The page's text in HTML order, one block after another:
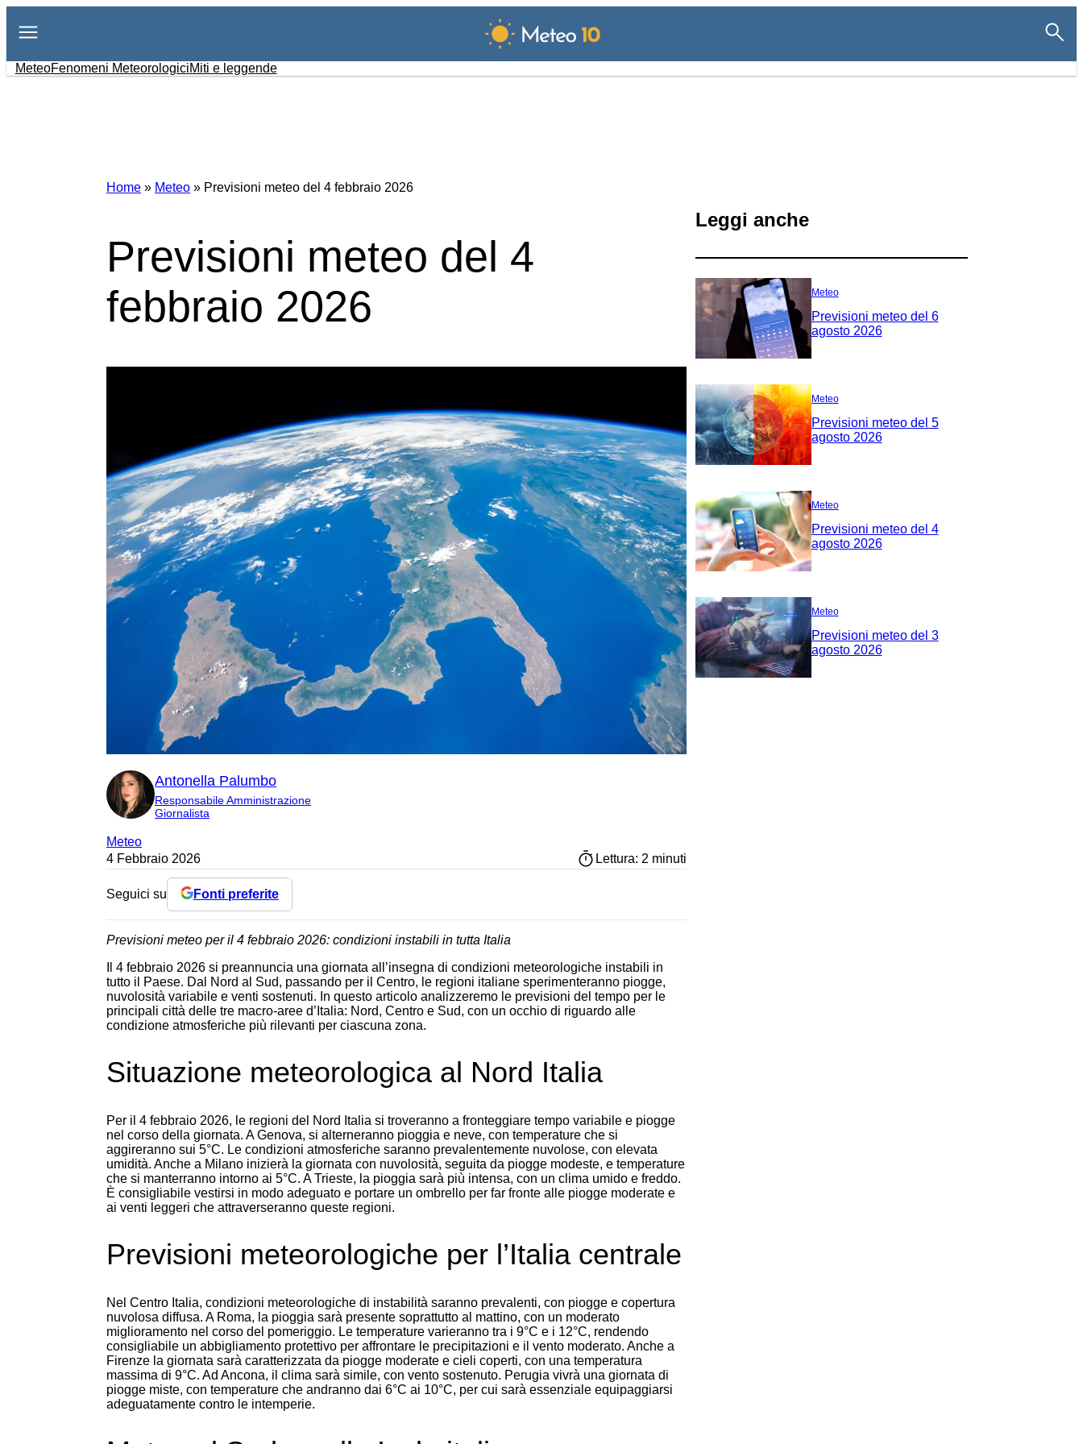
contenuto
MeteoFenomeni MeteorologiciMiti e leggende
Home » Meteo » Previsioni meteo del 4 febbraio 2026
Previsioni meteo del 4
febbraio 2026
Antonella Palumbo
Responsabile Amministrazione
Giornalista
Meteo
4 Febbraio 2026
Lettura: 2 minuti
Seguici su Fonti preferite
Previsioni meteo per il 4 febbraio 2026: condizioni instabili in tutta Italia
Il 4 febbraio 2026 si preannuncia una giornata all’insegna di condizioni meteorologiche instabili in
tutto il Paese. Dal Nord al Sud, passando per il Centro, le regioni italiane sperimenteranno piogge,
nuvolosità variabile e venti sostenuti. In questo articolo analizzeremo le previsioni del tempo per le
principali città delle tre macro-aree d’Italia: Nord, Centro e Sud, con un occhio di riguardo alle
condizione atmosferiche più rilevanti per ciascuna zona.
Situazione meteorologica al Nord Italia
Per il 4 febbraio 2026, le regioni del Nord Italia si troveranno a fronteggiare tempo variabile e piogge
nel corso della giornata. A Genova, si alterneranno pioggia e neve, con temperature che si
aggireranno sui 5°C. Le condizioni atmosferiche saranno prevalentemente nuvolose, con elevata
umidità. Anche a Milano inizierà la giornata con nuvolosità, seguita da piogge modeste, e temperature
che si manterranno intorno ai 5°C. A Trieste, la pioggia sarà più intensa, con un clima umido e freddo.
È consigliabile vestirsi in modo adeguato e portare un ombrello per far fronte alle piogge moderate e
ai venti leggeri che attraverseranno queste regioni.
Previsioni meteorologiche per l’Italia centrale
Nel Centro Italia, condizioni meteorologiche di instabilità saranno prevalenti, con piogge e copertura
nuvolosa diffusa. A Roma, la pioggia sarà presente soprattutto al mattino, con un moderato
miglioramento nel corso del pomeriggio. Le temperature varieranno tra i 9°C e i 12°C, rendendo
consigliabile un abbigliamento protettivo per affrontare le precipitazioni e il vento moderato. Anche a
Firenze la giornata sarà caratterizzata da piogge moderate e cieli coperti, con una temperatura
massima di 9°C. Ad Ancona, il clima sarà simile, con vento sostenuto. Perugia vivrà una giornata di
piogge miste, con temperature che andranno dai 6°C ai 10°C, per cui sarà essenziale equipaggiarsi
adeguatamente contro le intemperie.
Leggi anche
Meteo
Previsioni meteo del 6
agosto 2026
Meteo
Previsioni meteo del 5
agosto 2026
Meteo
Previsioni meteo del 4
agosto 2026
Meteo
Previsioni meteo del 3
agosto 2026